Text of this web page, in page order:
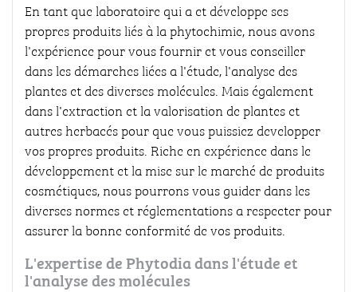
En tant que laboratoire qui a et développe ses
propres produits liés à la phytochimie, nous avons
l'expérience pour vous fournir et vous conseiller
dans les démarches liées a l'étude, l'analyse des
plantes et des diverses molécules. Mais également
dans l'extraction et la valorisation de plantes et
autres herbacés pour que vous puissiez developper
vos propres produits. Riche en expérience dans le
développement et la mise sur le marché de produits
cosmétiques, nous pourrons vous guider dans les
diverses normes et réglementations a respecter pour
assurer la bonne conformité de vos produits.
L'expertise de Phytodia dans l'étude et
l'analyse des molécules